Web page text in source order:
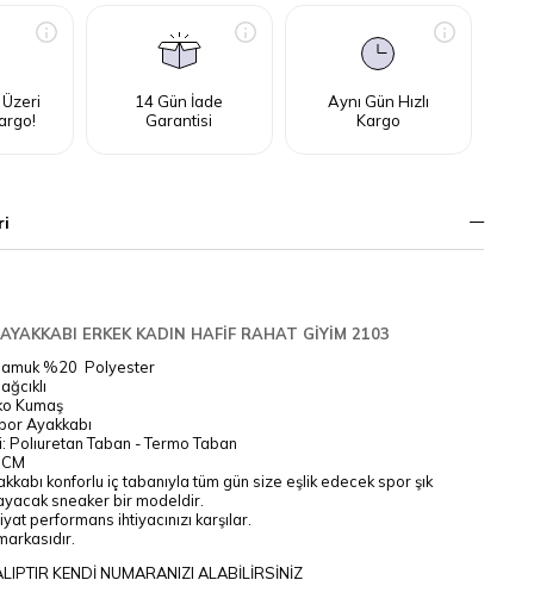
14 Gün İade
Garantisi
Aynı Gün Hızlı
Kargo
ERKEK KADIN HAFİF RAHAT GİYİM 2103
%20 Polyester
Kumaş
Ayakkabı
Polıuretan Taban - Termo Taban
konforlu iç tabanıyla tüm gün size eşlik edecek spor şık
sneaker bir modeldir.
performans ihtiyacınızı karşılar.
KENDİ NUMARANIZI ALABİLİRSİNİZ